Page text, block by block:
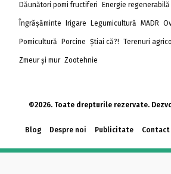
Dăunători pomi fructiferi Energie regenerabilă
Îngrășăminte Irigare Legumicultură MADR
Pomicultură Porcine Știai că?! Terenuri
Zmeur și mur Zootehnie
©2026. Toate drepturile rezervate.
Blog Despre noi Publicitate Contact